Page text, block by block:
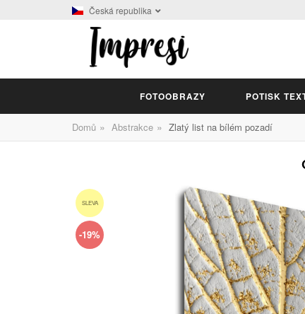
Česká republika
FOTOOBRAZY POTISK
Domů » Abstrakce » Zlatý list na bílém pozadí
SLEVA
-19%